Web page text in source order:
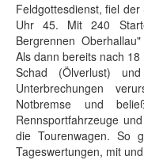
Feldgottesdienst, fiel
Uhr 45. Mit 240
Bergrennen
Als dann bereits nach
Schad (Ölverlust)
Unterbrechungen
Notbremse und
Rennsportfahrzeuge
die Tourenwagen. So
Tageswertungen, mit